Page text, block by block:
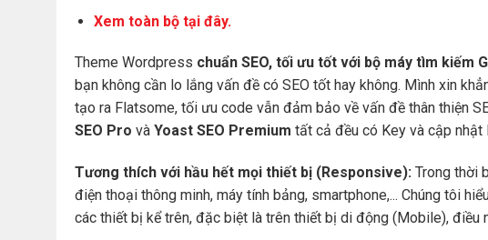
Xem toàn bộ tại đây.
Theme Wordpress chuẩn SEO, tối ưu tốt với bộ máy tìm kiếm
bạn không cần lo lắng vấn đề có SEO tốt hay không. Mình xin
tạo ra Flatsome, tối ưu code vẫn đảm bảo về vấn đề thân thiện
SEO Pro và Yoast SEO Premium tất cả đều có Key và cập nhật
Tương thích với hầu hết mọi thiết bị (Responsive): Trong thời
điện thoại thông minh, máy tính bảng, smartphone,... Chúng tôi
các thiết bị kể trên, đặc biệt là trên thiết bị di động (Mobile), điều